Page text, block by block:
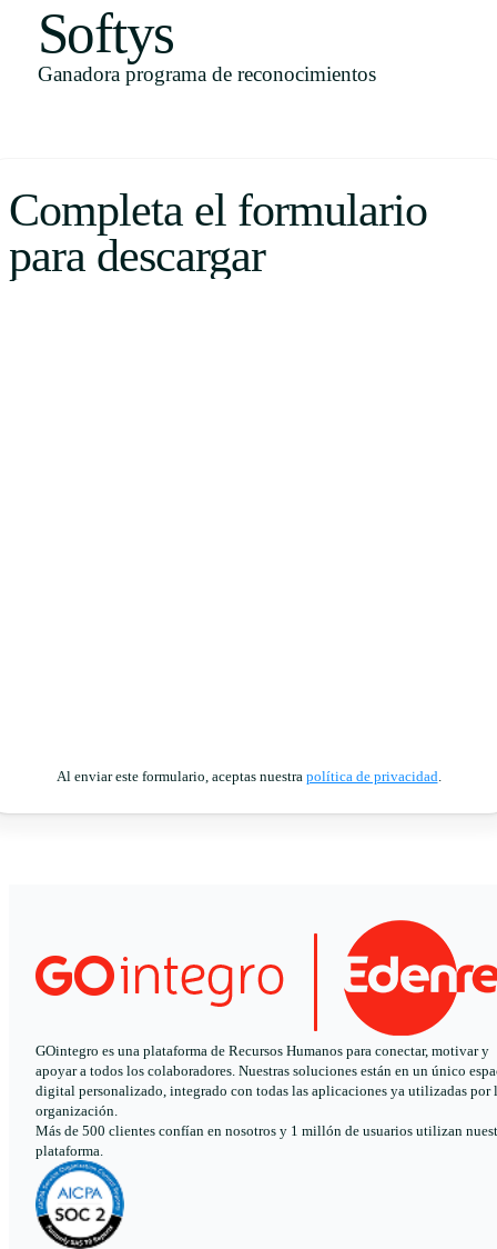
Uruguay
English
Português
Softys
Ganadora programa de reconocimientos
Completa el formulario
para descargar
Al enviar este formulario, aceptas nuestra política de privacidad
GOintegro es una plataforma de Recursos Humanos para conectar, motivar y
apoyar a todos los colaboradores. Nuestras soluciones están en un único
digital personalizado, integrado con todas las aplicaciones ya utilizadas por
organización.
Más de 500 clientes confían en nosotros y 1 millón de usuarios utilizan
plataforma.